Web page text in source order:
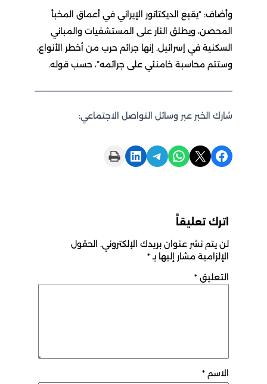
وأضاف: “يقبع الديكتاتور الإيراني في أعماق المخبأ
المحصن، ويطلق النار على المستشفيات والمباني
السكنية في إسرائيل. إنها جرائم حرب من أخطر الأنواع،
وستتم محاسبة خامنئي على جرائمه”، حسب قوله.
شارك الخبر عبر وسائل التواصل الاجتماعي:
Share on Facebook
Share on X
Share on WhatsApp
Share on Telegram
Share on LinkedIn
Print this Page
اترك تعليقاً
لن يتم نشر عنوان بريدك الإلكتروني. الحقول
الإلزامية مشار إليها بـ *
التعليق*
الاسم*